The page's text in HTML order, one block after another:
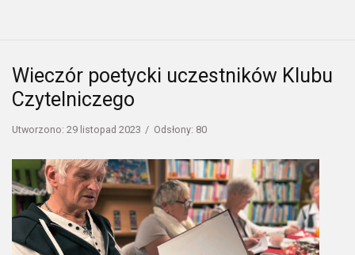
Wieczór poetycki uczestników Klubu
Czytelniczego
Utworzono: 29 listopad 2023 Odsłony: 80